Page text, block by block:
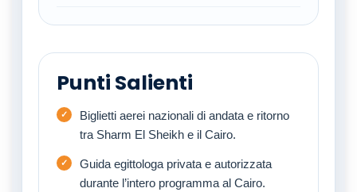
Punti Salienti
Biglietti aerei nazionali di andata e ritorno
tra Sharm El Sheikh e il Cairo.
Guida egittologa privata e autorizzata
durante l’intero programma al Cairo.